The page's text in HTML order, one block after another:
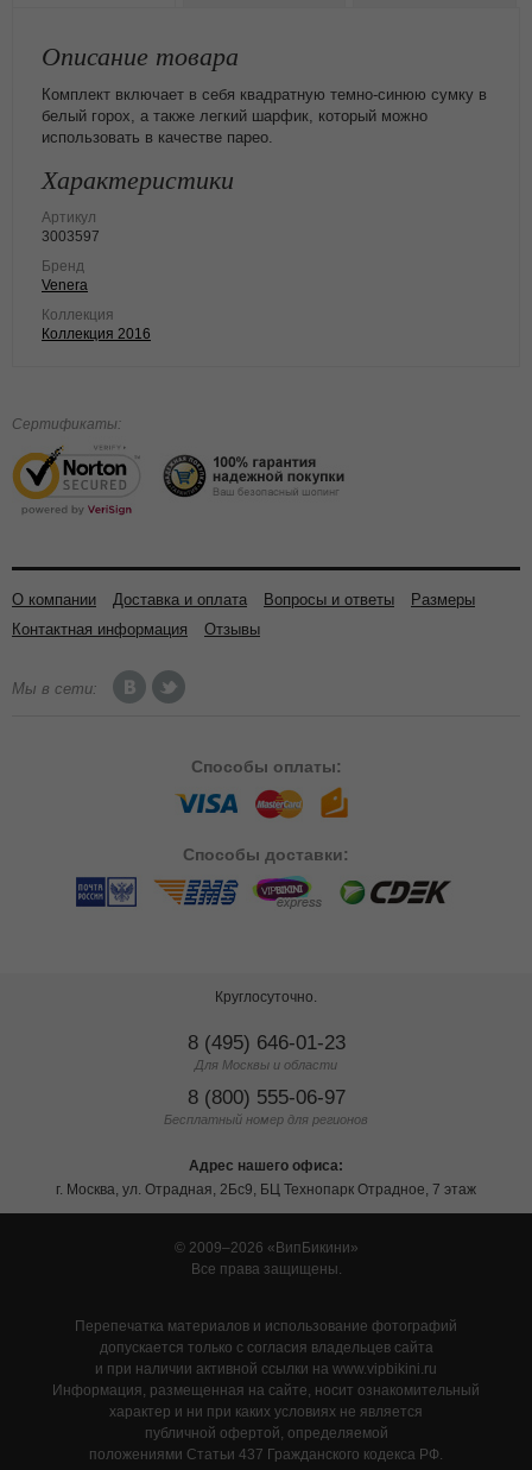
Описание товара
Комплект включает в себя квадратную темно-синюю сумку в
белый горох, а также легкий шарфик, который можно
использовать в качестве парео.
Характеристики
Артикул
3003597
Бренд
Venera
Коллекция
Коллекция 2016
Сертификаты:
О компании Доставка и оплата Вопросы и ответы
Размеры
Контактная информация
Отзывы
Мы в сети:
Способы оплаты:
Способы доставки:
Круглосуточно.
8 (495) 646-01-23
Для Москвы и области
8 (800) 555-06-97
Бесплатный номер для регионов
Адрес нашего офиса:
г. Москва, ул. Отрадная, 2Бс9, БЦ Технопарк Отрадное, 7 этаж
© 2009–2026
ВипБикини
Все права защищены.
Перепечатка материалов и использование фотографий
допускается только с согласия владельцев сайта
и при наличии активной ссылки на www.vipbikini.ru
Информация, размещенная на сайте, носит ознакомительный
характер и ни при каких условиях не является
публичной офертой, определяемой
положениями Статьи 437 Гражданского кодекса РФ.